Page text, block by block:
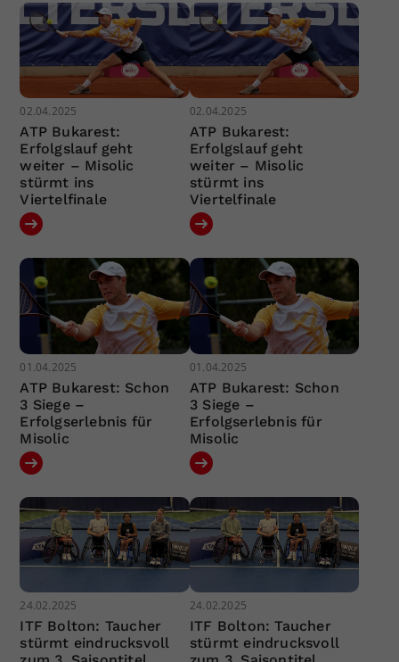
02.04.2025
ATP Bukarest:
Erfolgslauf geht
weiter – Misolic
stürmt ins
Viertelfinale
02.04.2025
ATP Bukarest:
Erfolgslauf geht
weiter – Misolic
stürmt ins
Viertelfinale
01.04.2025
ATP Bukarest: Schon
3 Siege –
Erfolgserlebnis für
Misolic
01.04.2025
ATP Bukarest: Schon
3 Siege –
Erfolgserlebnis für
Misolic
24.02.2025
ITF Bolton: Taucher
stürmt eindrucksvoll
24.02.2025
ITF Bolton: Taucher
stürmt eindrucksvoll